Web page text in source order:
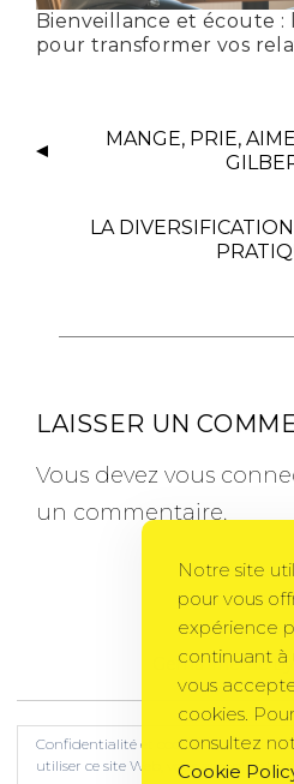
Bienveillance et écoute :
pour transformer vos
MANGE, PRIE,
LA
LAISSER UN
Vous devez vous
un commentaire.
Gema Theme by
Notre site
pour vous
expérience
continuant à
vous
cookies.
consultez
Cookie
Confidentialité et cookies : ce site
utiliser ce site Web, vous acceptez leur